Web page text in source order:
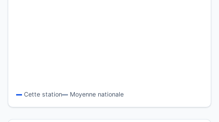
Cette station Moyenne nationale